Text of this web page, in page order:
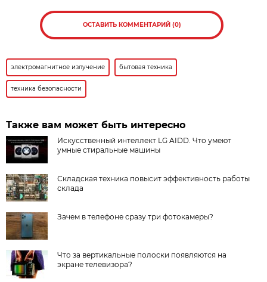
ОСТАВИТЬ КОММЕНТАРИЙ (0)
электромагнитное излучение бытовая техника
техника безопасности
Также вам может быть интересно
Искусственный интеллект LG AIDD. Что умеют
умные стиральные машины
Складская техника повысит эффективность работы
склада
Зачем в телефоне сразу три фотокамеры?
Что за вертикальные полоски появляются на
экране телевизора?